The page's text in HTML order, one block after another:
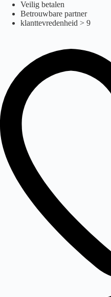
raven
naar
Veilig betalen
Betrouwbare partner
klanttevredenheid > 9